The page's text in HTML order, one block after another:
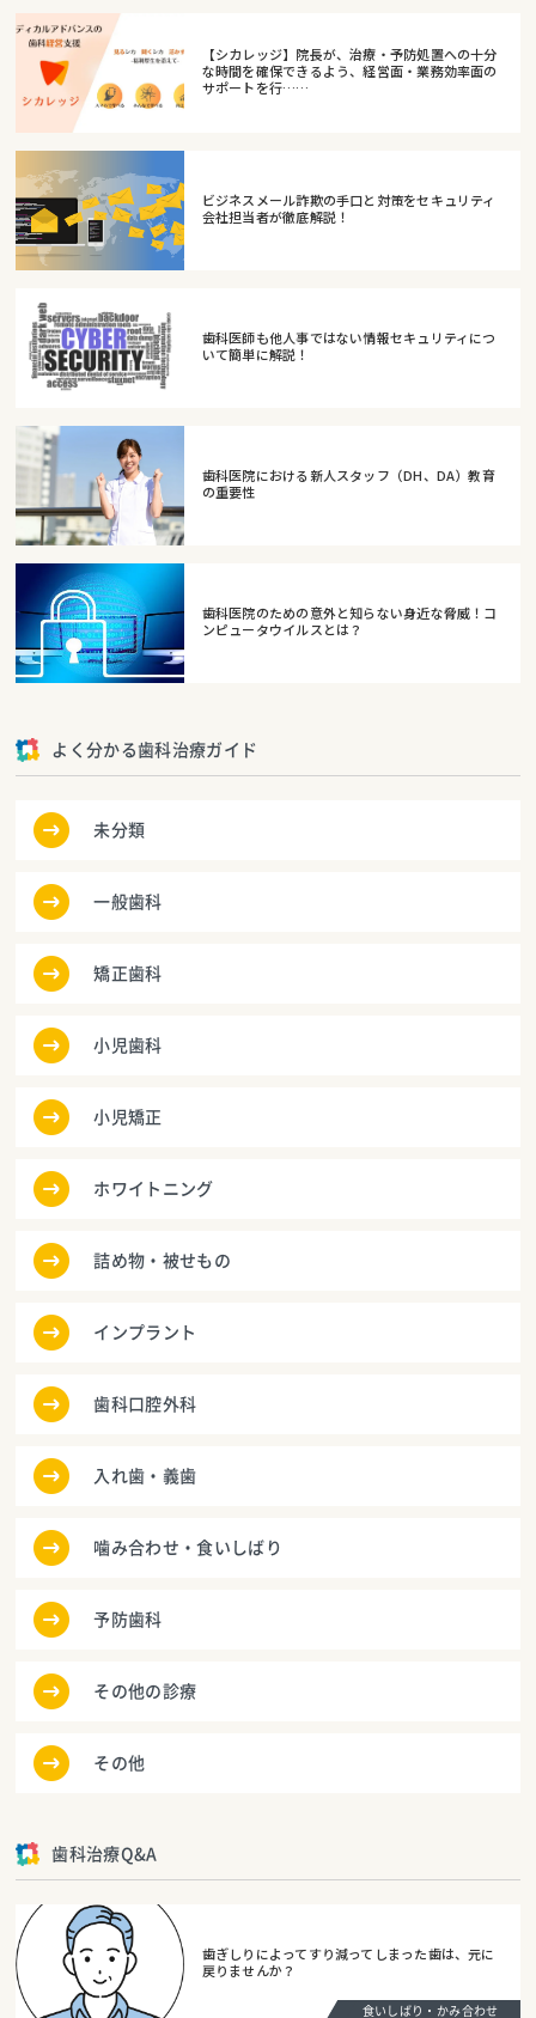
【シカレッジ】院長が、治療・予防処置への十分
な時間を確保できるよう、経営面・業務効率面の
サポートを行……
ビジネスメール詐欺の手口と対策をセキュリティ
会社担当者が徹底解説！
歯科医師も他人事ではない情報セキュリティにつ
いて簡単に解説！
歯科医院における新人スタッフ（DH、DA）教育
の重要性
歯科医院のための意外と知らない身近な脅威！コ
ンピュータウイルスとは？
よく分かる歯科治療ガイド
未分類
一般歯科
矯正歯科
小児歯科
小児矯正
ホワイトニング
詰め物・被せもの
インプラント
歯科口腔外科
入れ歯・義歯
噛み合わせ・食いしばり
予防歯科
その他の診療
その他
歯科治療Q&A
歯ぎしりによってすり減ってしまった歯は、元に
戻りませんか？
食いしばり・かみ合わせ